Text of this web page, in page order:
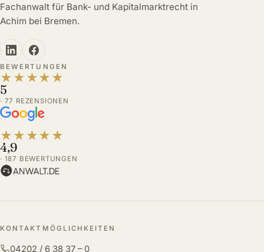
Fachanwalt für Bank- und Kapitalmarktrecht in
Achim bei Bremen.
BEWERTUNGEN
★ ★ ★★ ★
5
· 77 REZENSIONEN
★ ★ ★★ ★
4,9
· 187 BEWERTUNGEN
KONTAKTMÖGLICHKEITEN
04202 / 6 38 37 – 0